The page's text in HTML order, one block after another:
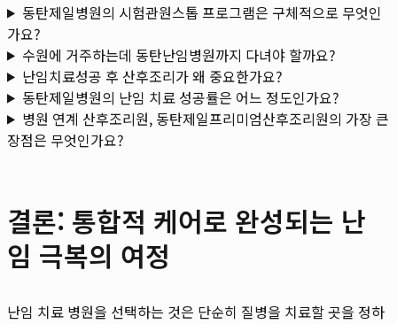
동탄제일병원의 시험관원스톱 프로그램은 구체적으로 무엇인
가요?
수원에 거주하는데 동탄난임병원까지 다녀야 할까요?
난임치료성공 후 산후조리가 왜 중요한가요?
동탄제일병원의 난임 치료 성공률은 어느 정도인가요?
병원 연계 산후조리원, 동탄제일프리미엄산후조리원의 가장 큰
장점은 무엇인가요?
결론: 통합적 케어로 완성되는 난
임 극복의 여정
난임 치료 병원을 선택하는 것은 단순히 질병을 치료할 곳을 정하